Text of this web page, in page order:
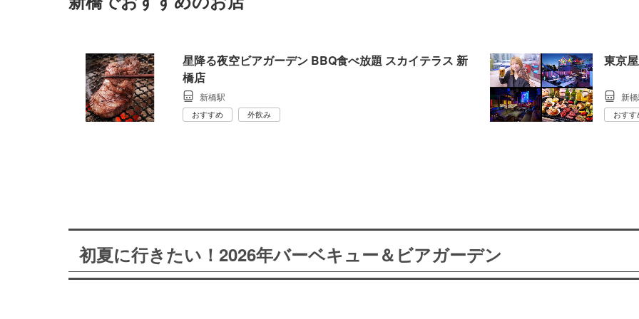
星降る夜空ビアガーデン BBQ食べ放題 スカイテラス 新
橋店
新橋駅
おすすめ 外飲み
東京
新
おすす
初夏に行きたい！2026年バーベキュー＆ビアガーデン